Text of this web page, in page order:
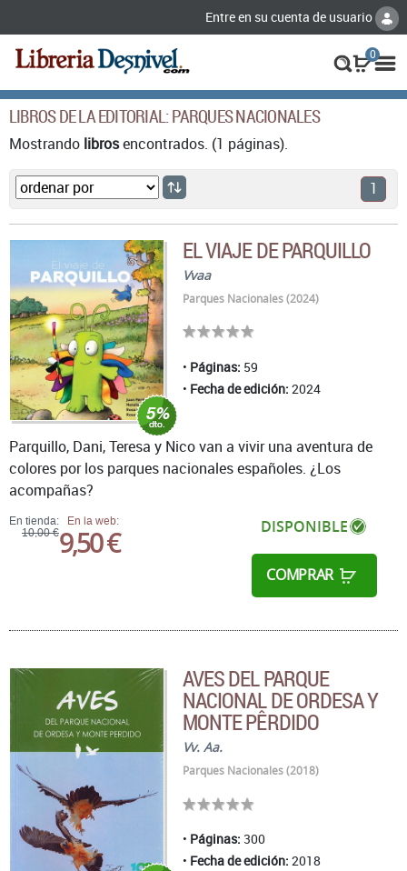
Entre en su cuenta de usuario
0
LIBROS DE LA EDITORIAL: PARQUES NACIONALES
Mostrando librosencontrados. (1 páginas).
1
EL VIAJE DE PARQUILLO
Vvaa
Parques Nacionales (2024)
Páginas: 59
Fecha de edición: 2024
En tienda:
10,00 €
En la web:
9,50 € DISPONIBLE
COMPRAR
Parquillo, Dani, Teresa y Nico van a vivir una aventura de
colores por los parques nacionales españoles. ¿Los
acompañas?
AVES DEL PARQUE
NACIONAL DE ORDESA Y
MONTE PÊRDIDO
Vv. Aa.
Parques Nacionales (2018)
Páginas: 300
Fecha de edición: 2018